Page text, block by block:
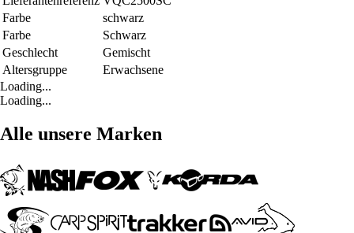
Farbe
schwarz
Farbe
Schwarz
Geschlecht
Gemischt
Altersgruppe
Erwachsene
Loading...
Loading...
Alle unsere Marken